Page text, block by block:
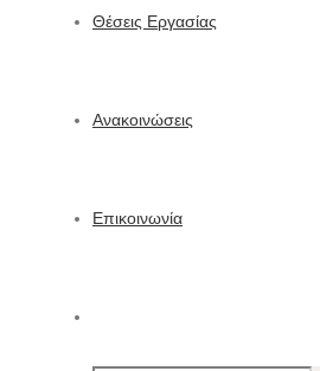
Θέσεις Εργασίας
Ανακοινώσεις
Επικοινωνία